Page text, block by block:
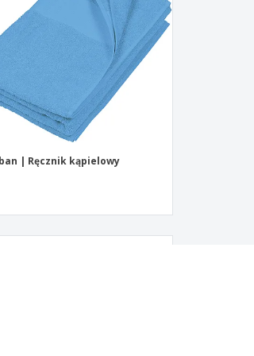
| Ręcznik kąpielowy